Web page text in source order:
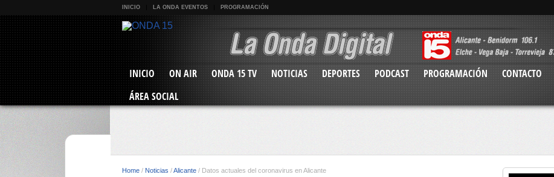
INICIO LA ONDA EVENTOS PROGRAMACIÓN
INICIO ON AIR ONDA 15 TV NOTICIAS DEPORTES PODCAST PROGRAMACIÓN CONTACTO
ÁREA SOCIAL
Home / Noticias /Alicante / Datos actuales del coronavirus en Alicante